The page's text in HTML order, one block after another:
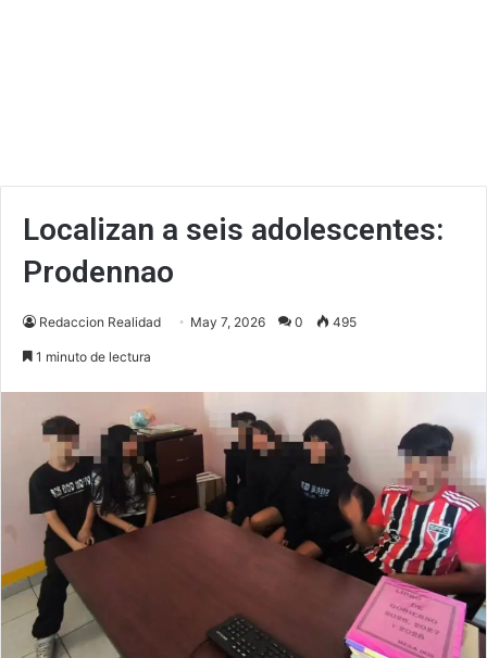
Localizan a seis adolescentes:
Prodennao
Redaccion Realidad May 7, 2026 0 495
1 minuto de lectura